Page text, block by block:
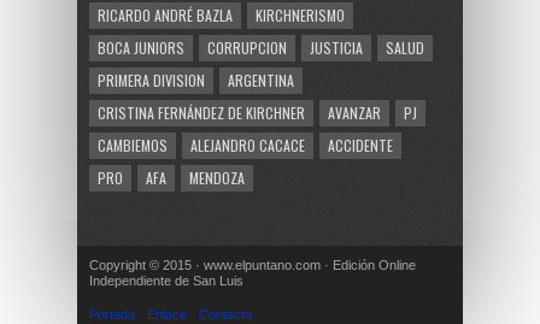
RICARDO ANDRÉ BAZLA
KIRCHNERISMO
BOCA JUNIORS
CORRUPCION JUSTICIA
SALUD
PRIMERA DIVISION
ARGENTINA
CRISTINA FERNÁNDEZ DE KIRCHNER
AVANZAR
PJ
CAMBIEMOS
ALEJANDRO CACACE
ACCIDENTE
PRO
AFA MENDOZA
Copyright © 2015 · www.elpuntano.com · Edición Online
Independiente de San Luis
Portada Enlace Contacto